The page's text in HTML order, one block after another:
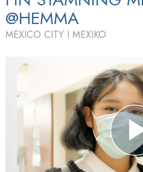
@HEMMA
MEXICO CITY I MEXIKO